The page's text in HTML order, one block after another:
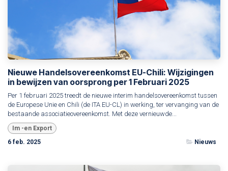
Nieuwe Handelsovereenkomst EU-Chili: Wijzigingen
in bewijzen van oorsprong per 1 Februari 2025
Per 1 februari 2025 treedt de nieuwe interim handelsovereenkomst tussen
de Europese Unie en Chili (de ITA EU-CL) in werking, ter vervanging van de
bestaande associatieovereenkomst. Met deze vernieuwde...
Im -en Export
6 feb. 2025
Nieuws